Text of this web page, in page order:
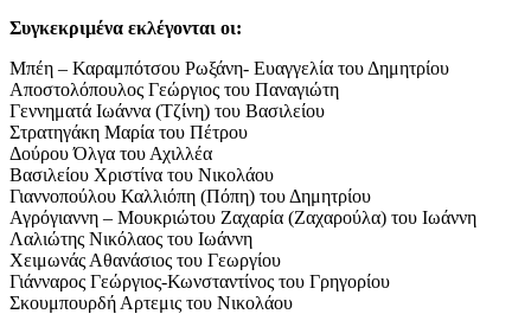
Συγκεκριμένα εκλέγονται οι:
Μπέη – Καραμπότσου Ρωξάνη- Ευαγγελία του Δημητρίου
Αποστολόπουλος Γεώργιος του Παναγιώτη
Γεννηματά Ιωάννα (Τζίνη) του Βασιλείου
Στρατηγάκη Μαρία του Πέτρου
Δούρου Όλγα του Αχιλλέα
Βασιλείου Χριστίνα του Νικολάου
Γιαννοπούλου Καλλιόπη (Πόπη) του Δημητρίου
Αγρόγιαννη – Μουκριώτου Ζαχαρία (Ζαχαρούλα) του Ιωάννη
Λαλιώτης Νικόλαος του Ιωάννη
Χειμωνάς Αθανάσιος του Γεωργίου
Γιάνναρος Γεώργιος-Κωνσταντίνος του Γρηγορίου
Σκουμπουρδή Αρτεμις του Νικολάου